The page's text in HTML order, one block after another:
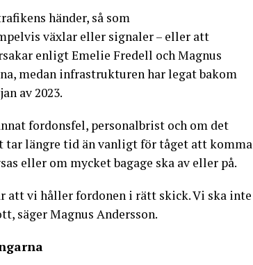
händer, så som
växlar eller signaler – eller att
enligt Emelie Fredell och Magnus
medan infrastrukturen har legat bakom
av 2023.
fordonsfel, personalbrist och om det
tar längre tid än vanligt för tåget att komma
eller om mycket bagage ska av eller på.
att vi håller fordonen i rätt skick. Vi ska inte
säger Magnus Andersson.